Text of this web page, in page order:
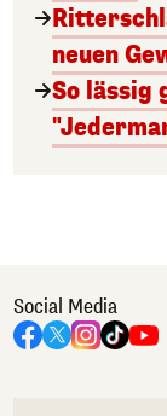
neuen
So lässig
Social Media